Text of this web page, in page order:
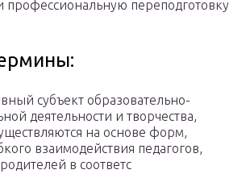
переподготовку
субъект образовательно-
деятельности и творчества,
на основе форм,
взаимодействия педагогов,
в соответс